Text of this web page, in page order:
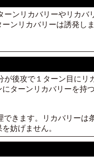
ーンリカバリーやリカ
ンリカバリーは誘発し
が後攻で１ターン目に
ターンリカバリーを持
できます。リカバリー
妨げません。